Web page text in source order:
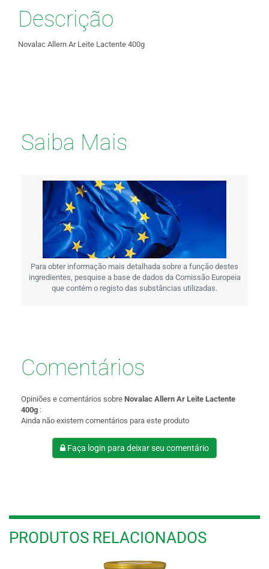
Descrição
Novalac Allern Ar Leite Lactente 400g
Saiba Mais
Para obter informação mais detalhada sobre a função destes
ingredientes, pesquise a base de dados da Comissão Europeia
que contém o registo das substâncias utilizadas.
Comentários
Opiniões e comentários sobre Novalac Allern Ar Leite Lactente
400g :
Ainda não existem comentários para este produto
Faça login para deixar seu comentário
PRODUTOS RELACIONADOS